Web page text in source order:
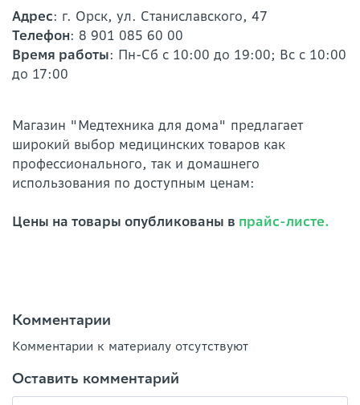
Адрес: г. Орск, ул. Станиславского, 47
Телефон: 8 901 085 60 00
Время работы: Пн-Сб с 10:00 до 19:00; Вс с 10:00
до 17:00
Магазин "Медтехника для дома" предлагает
широкий выбор медицинских товаров как
профессионального, так и домашнего
использования по доступным ценам:
Цены на товары опубликованы в прайс-листе.
Комментарии
Комментарии к материалу отсутствуют
Оставить комментарий